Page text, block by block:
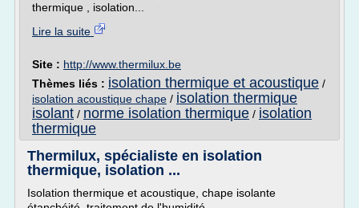
thermique , isolation...
Lire la suite
Site : http://www.thermilux.be
Thèmes liés : isolation thermique et acoustique /
isolation acoustique chape / isolation thermique
isolant / norme isolation thermique / isolation
thermique
Thermilux, spécialiste en isolation
thermique, isolation ...
Isolation thermique et acoustique, chape isolante